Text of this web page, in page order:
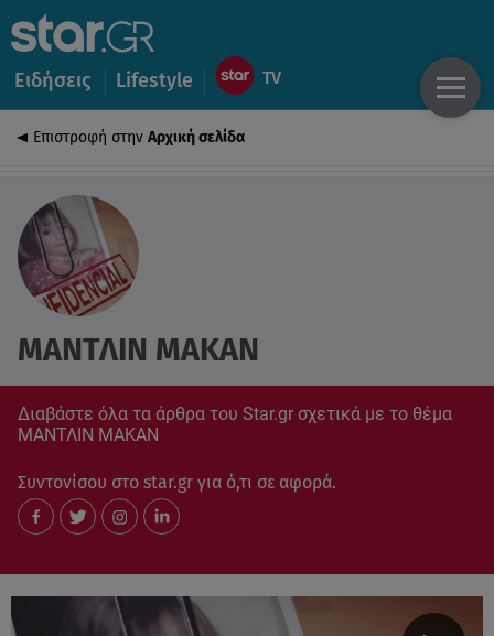
Ειδήσεις Lifestyle
Επιστροφή στην Αρχική σελίδα
ΜΑΝΤΛΙΝ ΜΑΚΑΝ
Διαβάστε όλα τα άρθρα του Star.gr σχετικά με το θέμα
ΜΑΝΤΛΙΝ ΜΑΚΑΝ
Συντονίσου στο star.gr για ό,τι σε αφορά.